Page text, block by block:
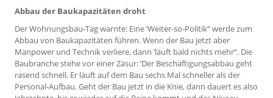
Abbau der Baukapazitäten droht
Der Wohnungsbau-Tag warnte: Eine ‛Weiter-so-Politik“ werde zum
Abbau von Baukapazitäten führen. Wenn der Bau jetzt aber
Manpower und Technik verliere, dann ‛läuft bald nichts mehr“. Die
Baubranche stehe vor einer Zäsur: ‛Der Beschäftigungsabbau geht
rasend schnell. Er läuft auf dem Bau sechs Mal schneller als der
Personal-Aufbau. Geht der Bau jetzt in die Knie, dann dauert es also